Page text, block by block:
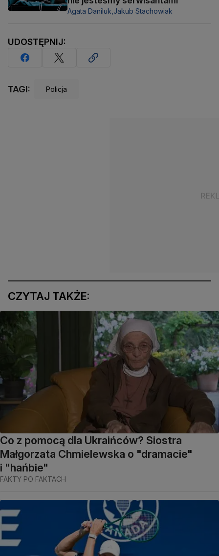
Agata Daniluk, Jakub Stachowiak
UDOSTĘPNIJ:
TAGI: Policja
CZYTAJ TAKŻE:
Co z pomocą dla Ukraińców? Siostra
Małgorzata Chmielewska o "dramacie"
i "hańbie"
FAKTY PO FAKTACH